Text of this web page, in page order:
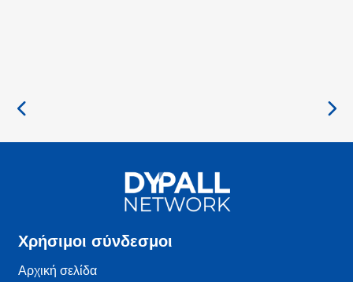
Χρήσιμοι σύνδεσμοι
Αρχική σελίδα